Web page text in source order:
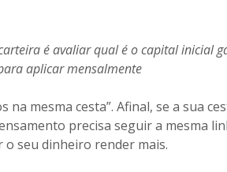
é avaliar qual é o capital inicial
aplicar mensalmente
na mesma cesta”. Afinal, se a sua
precisa seguir a mesma
o seu dinheiro render mais.